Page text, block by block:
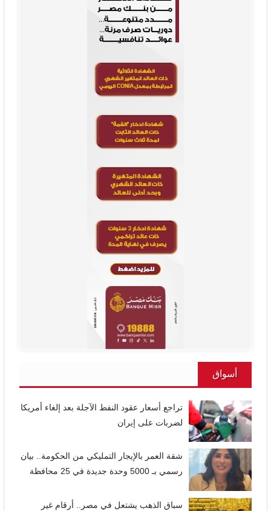
أسواق
تراجع أسعار عقود النفط الآجلة بعد إلغاء أمريكا
لضربات على إيران
شقة العمر بالإيجار التمليكي من الحكومة.. بيان
رسمي بـ 5000 وحدة جديدة في 25 محافظة
سباق الذهب يشتعل في مصر.. أرقام غير